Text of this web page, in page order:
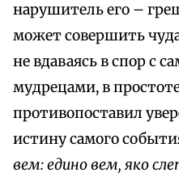
нарушитель его –
может совершить
не вдаваясь в спор с
мудрецами, в
противопоставил
истину самого
вем: едино вем, яко